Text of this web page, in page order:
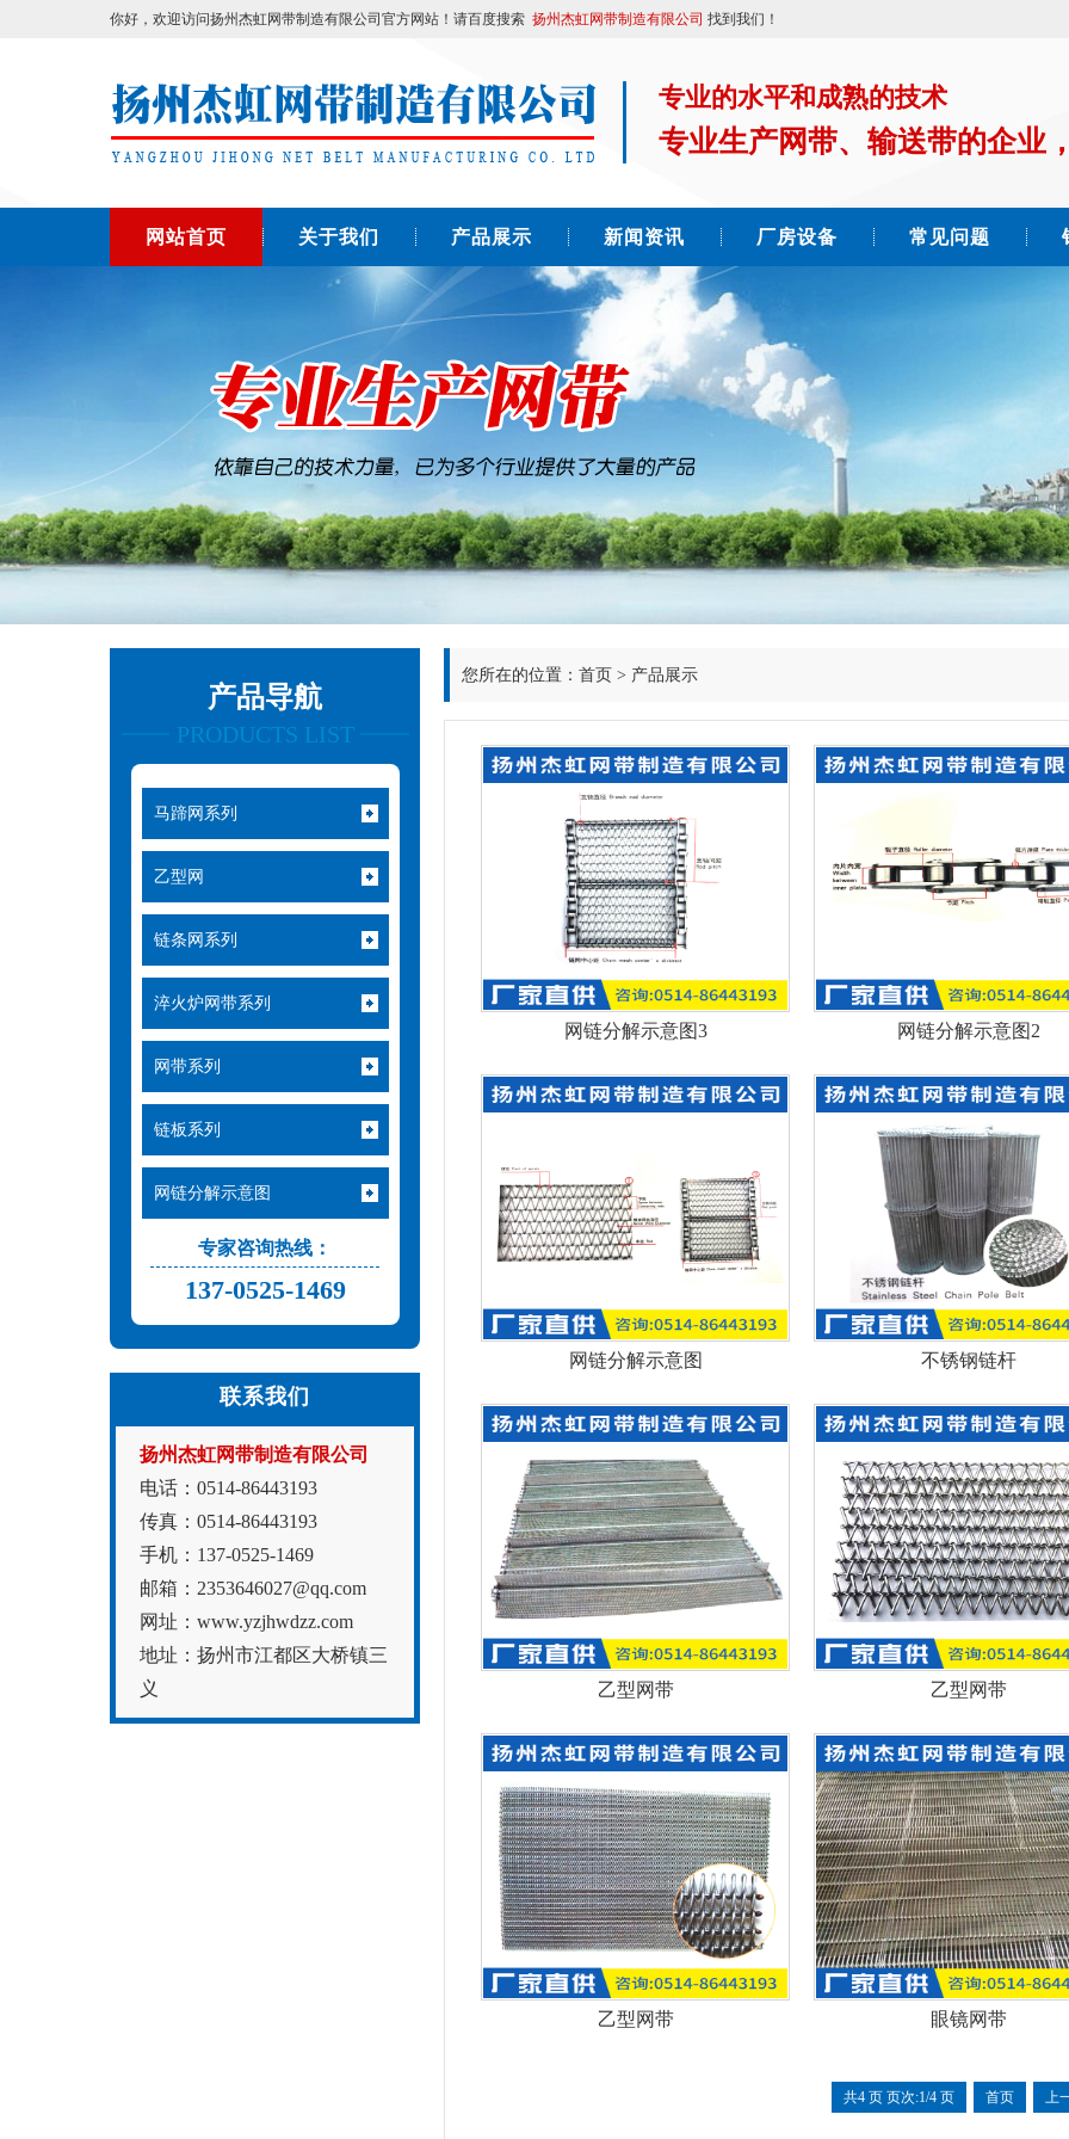
你好，欢迎访问扬州杰虹网带制造有限公司官方网站！请百度搜索 扬州杰虹网带制造有限公司 找到我们！
专业的水平和成熟的技术
专业生产网带、输送带的企业
网站首页 关于我们 产品展示 新闻资讯 厂房设备 常见问题
产品导航
PRODUCTS LIST
马蹄网系列
乙型网
链条网系列
淬火炉网带系列
网带系列
链板系列
网链分解示意图
专家咨询热线：
137-0525-1469
联系我们
扬州杰虹网带制造有限公司
电话：0514-86443193
传真：0514-86443193
手机：137-0525-1469
邮箱：2353646027@qq.com
网址：www.yzjhwdzz.com
地址：扬州市江都区大桥镇三
义
您所在的位置： 首页 > 产品展示
网链分解示意图3 网链分解示意图2
网链分解示意图 不锈钢链杆
乙型网带 乙型网带
乙型网带 眼镜网带
共4 页 页次:1/4 页 首页 上